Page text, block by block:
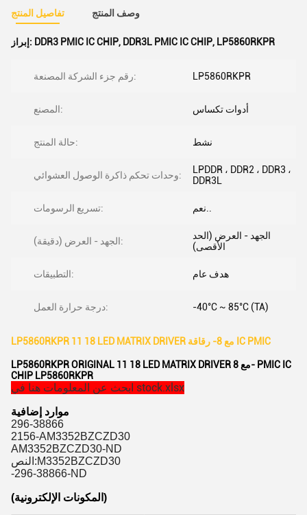
تفاصيل المنتج وصف المنتج
إبراز: DDR3 PMIC IC CHIP, DDR3L PMIC IC CHIP, LP5860RKPR
رقم جزء الشركة المصنعة: LP5860RKPR
المصنع: أدوات تكساس
حالة المنتج: نشط
وحدات تحكم ذاكرة الوصول العشوائي:
LPDDR ، DDR2 ، DDR3 ،
DDR3L
تسريع الرسومات:
الجهد - العرض (دقيقة):
الجهد - العرض (الحد
الأقصى)
التطبيقات: هدف عام
درجة حرارة العمل: -40°C ~ 85°C (TA)
LP5860RKPR 11 18 LED MATRIX DRIVER مع 8- رقاقة IC PMIC
LP5860RKPR ORIGINAL 11 18 LED MATRIX DRIVER مع 8- PMIC IC
CHIP LP5860RKPR
ابحث عن المعلومات هنا في stock.xlsx
موارد إضافية
296-38866
2156-AM3352BZCZD30
AM3352BZCZD30-ND
النص:M3352BZCZD30
-296-38866-ND
(المكونات الإلكترونية)